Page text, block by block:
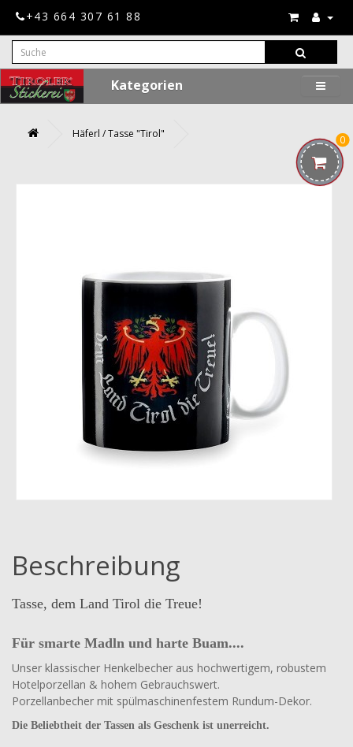
+43 664 307 61 88
0
Kategorien
Häferl / Tasse "Tirol"
Beschreibung
Tasse, dem Land Tirol die Treue!
Für smarte Madln und harte Buam....
Unser klassischer Henkelbecher aus hochwertigem, robustem
Hotelporzellan & hohem Gebrauchswert.
Porzellanbecher mit spülmaschinenfestem Rundum-Dekor.
Die Beliebtheit der Tassen als Geschenk ist unerreicht.